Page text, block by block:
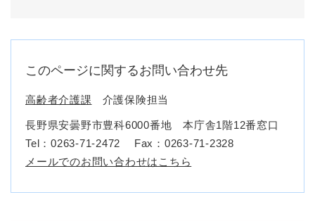
このページに関するお問い合わせ先
高齢者介護課 介護保険担当
長野県安曇野市豊科6000番地 本庁舎1階12番窓口
Tel：0263-71-2472
Fax：0263-71-2328
メールでのお問い合わせはこちら